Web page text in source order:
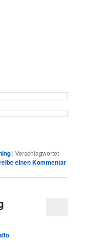
|Verschlagwortet
einen Kommentar